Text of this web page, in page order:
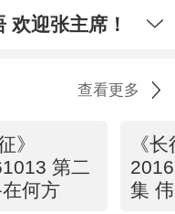
欢迎张主席！
查看更多
》
第二
何方
《
集